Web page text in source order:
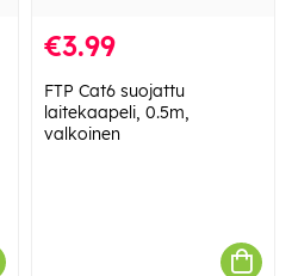
€3.99
FTP Cat6 suojattu
laitekaapeli, 0.5m,
valkoinen